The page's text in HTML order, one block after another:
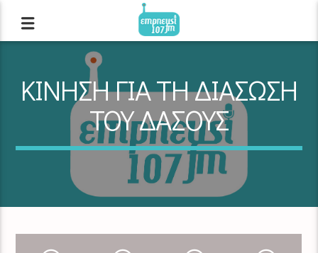
ΚΙΝΗΣΗ ΓΙΑ ΤΗ ΔΙΑΣΩΣΗ
ΤΟΥ ΔΑΣΟΥΣ